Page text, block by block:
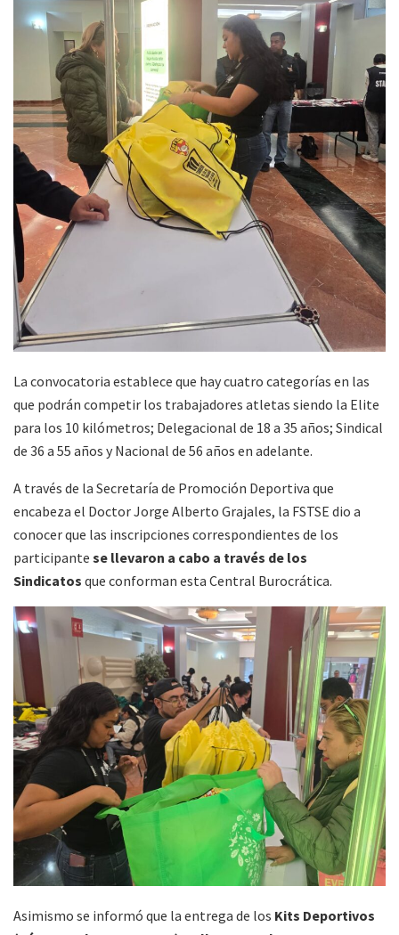
La convocatoria establece que hay cuatro categorías en las
que podrán competir los trabajadores atletas siendo la Elite
para los 10 kilómetros; Delegacional de 18 a 35 años; Sindical
de 36 a 55 años y Nacional de 56 años en adelante.
A través de la Secretaría de Promoción Deportiva que
encabeza el Doctor Jorge Alberto Grajales, la FSTSE dio a
conocer que las inscripciones correspondientes de los
participante se llevaron a cabo a través de los
Sindicatos que conforman esta Central Burocrática.
Asimismo se informó que la entrega de los Kits Deportivos